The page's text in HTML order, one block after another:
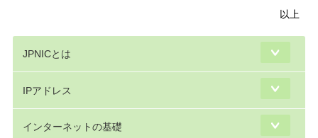
以上
JPNICとは
IPアドレス
インターネットの基礎